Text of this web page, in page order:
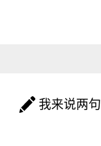
我来说两句